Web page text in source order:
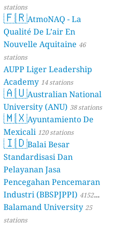
stations
🇫🇷AtmoNAQ - La
Qualité De L’air En
Nouvelle Aquitaine 46
stations
AUPP Liger Leadership
Academy 14 stations
🇦🇺Australian National
University (ANU) 38 stations
🇲🇽Ayuntamiento De
Mexicali 120 stations
🇮🇩Balai Besar
Standardisasi Dan
Pelayanan Jasa
Pencegahan Pencemaran
Industri (BBSPJPPI) 4152
stations
Balamand University25
stations